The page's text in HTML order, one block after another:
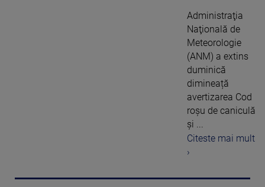
Administraţia
Naţională de
Meteorologie
(ANM) a extins
duminică
dimineață
avertizarea Cod
roșu de caniculă
şi ...
Citeste mai mult
›